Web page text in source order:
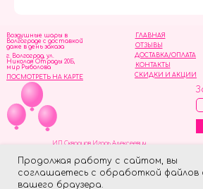
Продолжая работу с сайтом, вы
соглашаетесь с обработкой файлов
вашего браузера.
ОТЗЫВЫ
ГЛАВНАЯ
ДОСТАВКА/ОПЛАТА
СКИДКИ И АКЦИИ
КОНТАКТЫ
Воздушные шары в
Волгограде с доставкой
даже в день заказа
г. Волгоград, ул.
Николая Отрады 20Б,
мир Рыболова
ПОСМОТРЕТЬ НА КАРТЕ
ИП Скворцов Игорь Алексеевич
Made on